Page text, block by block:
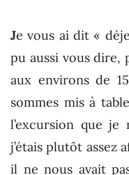
Je vous ai dit «
pu aussi vous
aux environs de
sommes mis à
l’excursion que je
j’étais plutôt assez
il ne nous avait